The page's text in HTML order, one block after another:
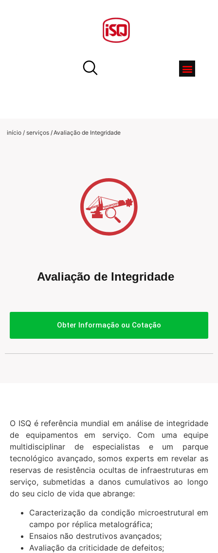
início / serviços /Avaliação de Integridade
Avaliação de Integridade
Obter Informação ou Cotação
O ISQ é referência mundial em análise de integridade
de equipamentos em serviço. Com uma equipe
multidisciplinar de especialistas e um parque
tecnológico avançado, somos experts em revelar as
reservas de resistência ocultas de infraestruturas em
serviço, submetidas a danos cumulativos ao longo
do seu ciclo de vida que abrange:
Caracterização da condição microestrutural em
campo por réplica metalográfica;
Ensaios não destrutivos avançados;
Avaliação da criticidade de defeitos;